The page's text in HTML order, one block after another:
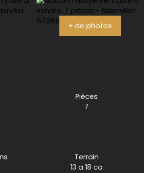
+ de photos
Pièces
7
Terrain
13 a 18 ca